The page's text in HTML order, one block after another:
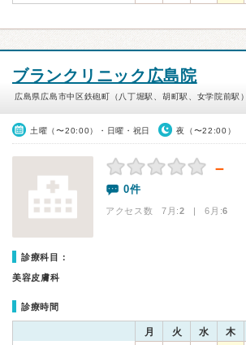
ブランクリニック広島院
広島県広島市中区鉄砲町（八丁堀駅、胡町駅、女学院前駅）
土曜（〜20:00）・日曜・祝日 夜（〜22:00）
－
0件
アクセス数 7月:2 | 6月:6
診療科目：
美容皮膚科
診療時間
月 火 水 木